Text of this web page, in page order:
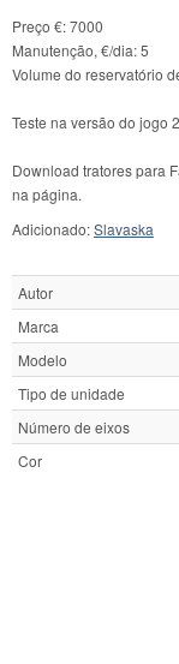
Preço €: 7000
Manutenção, €/dia: 5
Volume do reservatório
Teste na versão do jogo
Download tratores para
na página.
Adicionado:Slavaska
Autor
Marca
Modelo
Tipo de unidade
Número de eixos
Cor